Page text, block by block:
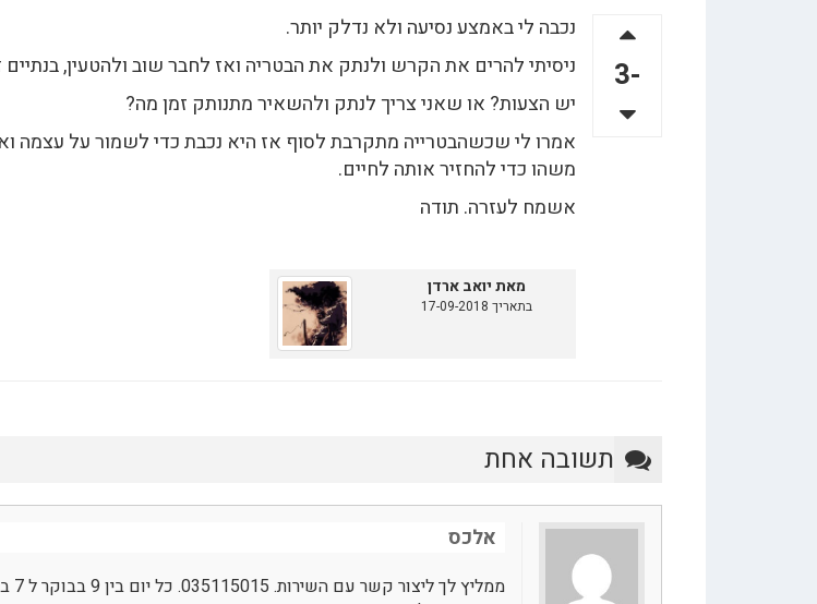
-3
נכבה לי באמצע נסיעה ולא נדלק יותר.
ניסיתי להרים את הקרש ולנתק את הבטריה ואז לחבר שוב ולהטעין,
יש הצעות? או שאני צריך לנתק ולהשאיר מתנותק זמן מה?
אמרו לי שכשהבטרייה מתקרבת לסוף אז היא נכבת כדי לשמור על עצמה
משהו כדי להחזיר אותה לחיים.
אשמח לעזרה. תודה
מאת יואב ארדן
בתאריך 17-09-2018
תשובה אחת
אלכס